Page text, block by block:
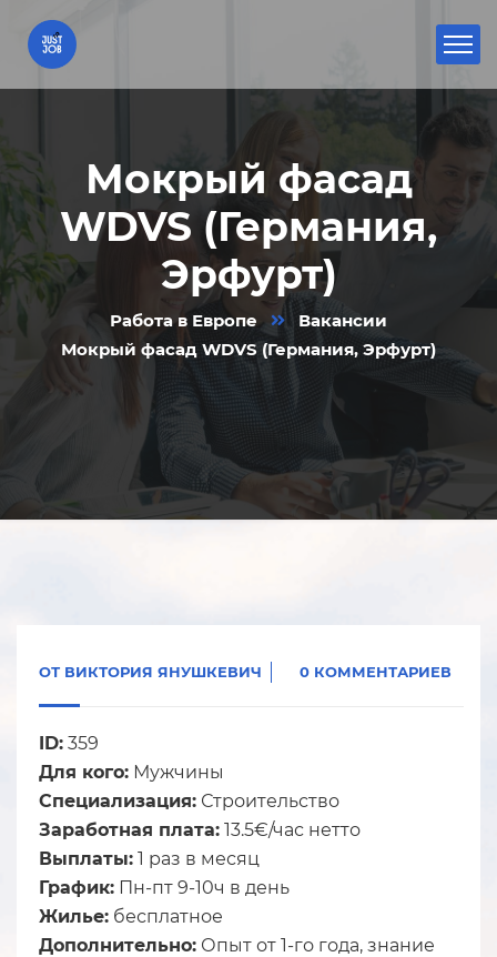
Мокрый фасад
WDVS (Германия,
Эрфурт)
Работа в Европе
Вакансии
Мокрый фасад WDVS (Германия, Эрфурт)
ОТ ВИКТОРИЯ ЯНУШКЕВИЧ 0 КОММЕНТАРИЕВ
ID: 359
Для кого: Мужчины
Специализация: Строительство
Заработная плата: 13.5€/час нетто
Выплаты: 1 раз в месяц
График: Пн-пт 9-10ч в день
Жилье: бесплатное
Дополнительно: Опыт от 1-го года, знание